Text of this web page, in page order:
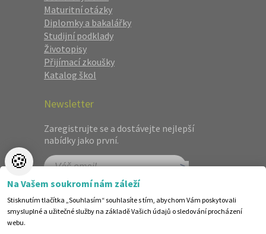
Maturitní otázky
Diplomky a bakalářky
Studijní podklady
Životopisy
Přijímací zkoušky
Katalog škol
Newsletter
Zaregistrujte se a dostávejte nejlepší
nabídky jako první.
🍪
Na Vašem soukromí nám záleží
Stisknutím tlačítka „Souhlasím“ souhlasíte s tím, abychom Vám poskytovali
smysluplné a užitečné služby na základě Vašich údajů o sledování procházení
webu.